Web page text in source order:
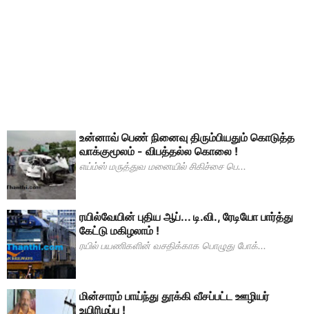
உன்னாவ் பெண் நினைவு திரும்பியதும் கொடுத்த
வாக்குமூலம் - விபத்தல்ல கொலை !
எய்ம்ஸ் மருத்துவ மனையில் சிகிச்சை பெ...
ரயில்வேயின் புதிய ஆப்... டி.வி., ரேடியோ பார்த்து
கேட்டு மகிழலாம் !
ரயில் பயணிகளின் வசதிக்காக பொழுது போக்...
மின்சாரம் பாய்ந்து தூக்கி வீசப்பட்ட ஊழியர்
உயிரிழப்பு !